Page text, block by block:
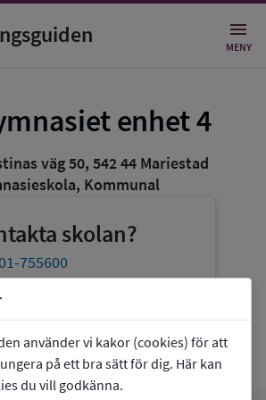
använder vi kakor (cookies) för att
på ett bra sätt för dig. Här kan
du vill godkänna.
MENY
enhet 4
väg 50, 54244 Mariestad
, Kommunal
skolan?
755600
Vadsbogymnasiet enhet 4